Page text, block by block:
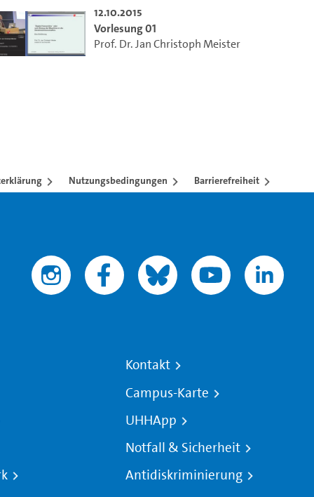
12.10.2015
Vorlesung 01
Prof. Dr. Jan Christoph Meister
Nutzungsbedingungen Barrierefreiheit
Kontakt
Campus-Karte
UHHApp
Notfall & Sicherheit
Antidiskriminierung